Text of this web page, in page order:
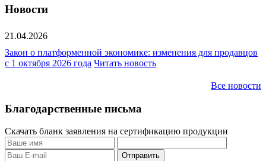
Новости
21.04.2026
Закон о платформенной экономике: изменения для продавцов
с 1 октября 2026 года Читать новость
Все новости
Благодарственные письма
Скачать бланк заявления на сертификацию продукции